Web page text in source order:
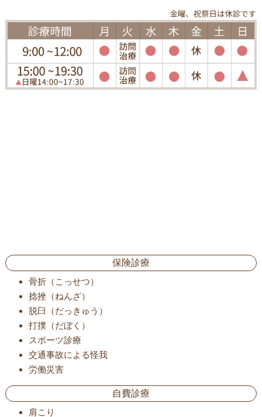
保険診療
骨折（こっせつ）
捻挫（ねんざ）
脱臼（だっきゅう）
打撲（だぼく）
スポーツ診療
交通事故による怪我
労働災害
自費診療
肩こり